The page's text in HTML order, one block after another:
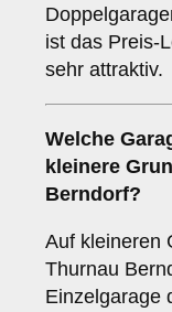
ist das Preis-
sehr attraktiv.
Welche
kleinere
Berndorf?
Auf kleineren
Thurnau
Einzelgarage